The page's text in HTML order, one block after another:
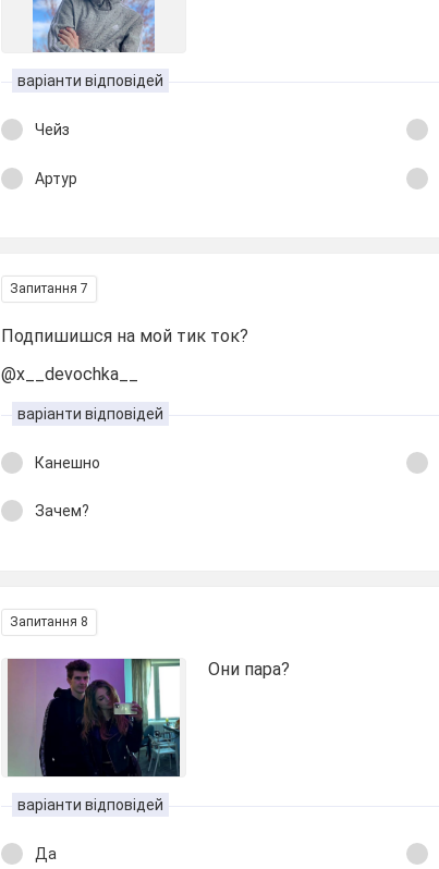
варіанти відповідей
Чейз
Артур
Запитання 7
Подпишишся на мой тик ток?
@x__devochka__
варіанти відповідей
Канешно
Зачем?
Запитання 8
Они пара?
варіанти відповідей
Да